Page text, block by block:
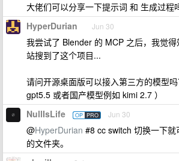
大佬们可以分享一下提示词 和 生成过程
HyperDurian Jun 30
我尝试了 Blender 的 MCP 之后，我觉
站搜到了这个项目...
请问开源桌面版可以接入第三方的模型
gpt5.5 或者国产模型例如 kimi 2.7 ）
NullIsLife OP PRO Jun 30
@HyperDurian #8 cc switch 切换一下
的文件夹。